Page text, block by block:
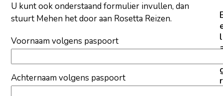
U kunt ook onderstaand formulier invullen, dan
stuurt Mehen het door aan Rosetta Reizen.
Voornaam volgens paspoort
Achternaam volgens paspoort
l
r